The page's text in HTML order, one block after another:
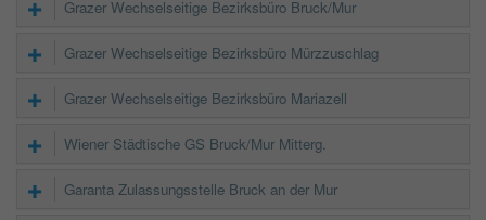
Grazer Wechselseitige Bezirksbüro Bruck/Mur
Grazer Wechselseitige Bezirksbüro Mürzzuschlag
Grazer Wechselseitige Bezirksbüro Mariazell
Wiener Städtische GS Bruck/Mur Mitterg.
Garanta Zulassungsstelle Bruck an der Mur